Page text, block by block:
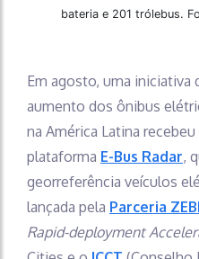
bateria e 201 trólebus.
Em agosto, uma iniciativa
aumento dos ônibus
na América Latina
plataforma E-Bus Radar,
georreferência veículos
lançada pela Parceria
Rapid-deployment